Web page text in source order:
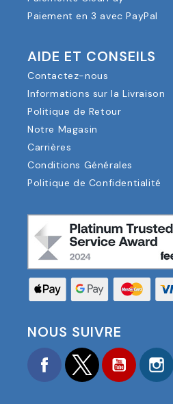
Paiement en 3 avec PayPal
AIDE ET CONSEILS
Contactez-nous
Informations sur la Livraison
Politique de Retour
Notre Magasin
Carrières
Conditions Générales
Politique de Confidentialité
NOUS SUIVRE
FacebookTwitter